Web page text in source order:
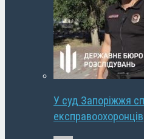
У суд Запоріжжя
експравоохоронців